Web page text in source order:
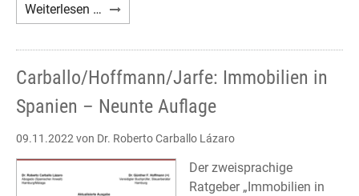
Weiterlesen … Nachruf
Giovanna
D'Urso
Carballo/Hoffmann/Jarfe: Immobilien in
Spanien – Neunte Auflage
09.11.2022 von Dr. Roberto Carballo Lázaro
Der zweisprachige
Ratgeber „Immobilien in